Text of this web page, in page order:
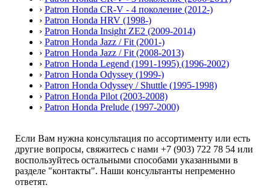
› Patron Honda CR-V - 4 поколение (2012-)
› Patron Honda HRV (1998-)
› Patron Honda Insight ZE2 (2009-2014)
› Patron Honda Jazz / Fit (2001-)
› Patron Honda Jazz / Fit (2008-2013)
› Patron Honda Legend (1991-1995) (1996-2002)
› Patron Honda Odyssey (1999-)
› Patron Honda Odyssey / Shuttle (1995-1998)
› Patron Honda Pilot (2003-2008)
› Patron Honda Prelude (1997-2000)
Если Вам нужна консультация по ассортименту или есть
другие вопросы, свяжитесь с нами +7 (903) 722 78 54 или
воспользуйтесь остальными способами указанными в
разделе "контакты". Наши консультанты непременно
ответят.